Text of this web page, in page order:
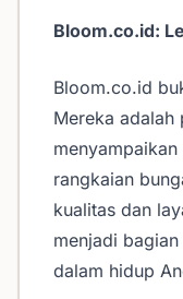
Bloom.co.id:
Bloom.co.id
Mereka adalah
rangkaian
kualitas dan
menjadi
dalam hidup